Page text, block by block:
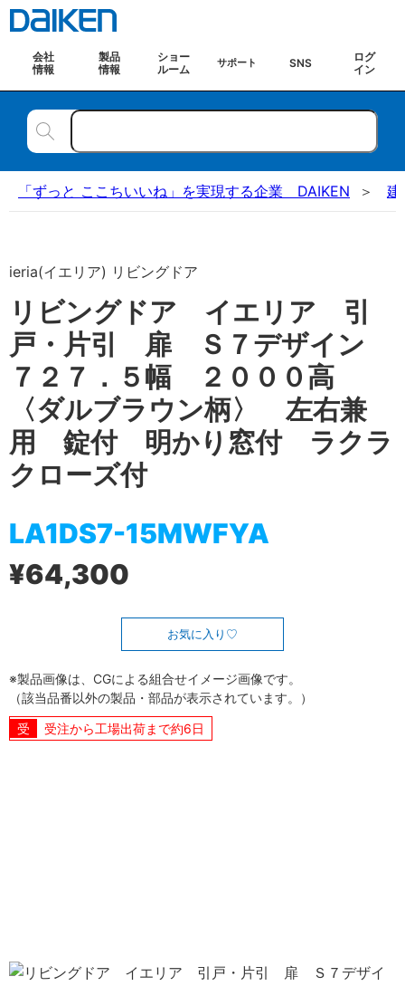
会社
情報
製品
情報
ショー
ルーム
サポート SNS
ログ
イン
「ずっと ここちいいね」を実現する企業 DAIKEN 建
ieria(イエリア) リビングドア
リビングドア イエリア 引
戸・片引 扉 Ｓ７デザイン
７２７．５幅 ２０００高
〈ダルブラウン柄〉 左右兼
用 錠付 明かり窓付 ラクラ
クローズ付
LA1DS7-15MWFYA
¥64,300
お気に入り
※製品画像は、CGによる組合せイメージ画像です。
（該当品番以外の製品・部品が表示されています。）
受注から工場出荷まで約6日